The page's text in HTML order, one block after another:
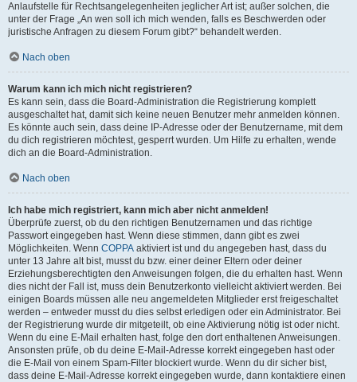
Anlaufstelle für Rechtsangelegenheiten jeglicher Art ist; außer solchen, die
unter der Frage „An wen soll ich mich wenden, falls es Beschwerden oder
juristische Anfragen zu diesem Forum gibt?“ behandelt werden.
Nach oben
Warum kann ich mich nicht registrieren?
Es kann sein, dass die Board-Administration die Registrierung komplett
ausgeschaltet hat, damit sich keine neuen Benutzer mehr anmelden können.
Es könnte auch sein, dass deine IP-Adresse oder der Benutzername, mit dem
du dich registrieren möchtest, gesperrt wurden. Um Hilfe zu erhalten, wende
dich an die Board-Administration.
Nach oben
Ich habe mich registriert, kann mich aber nicht anmelden!
Überprüfe zuerst, ob du den richtigen Benutzernamen und das richtige
Passwort eingegeben hast. Wenn diese stimmen, dann gibt es zwei
Möglichkeiten. Wenn COPPA aktiviert ist und du angegeben hast, dass du
unter 13 Jahre alt bist, musst du bzw. einer deiner Eltern oder deiner
Erziehungsberechtigten den Anweisungen folgen, die du erhalten hast. Wenn
dies nicht der Fall ist, muss dein Benutzerkonto vielleicht aktiviert werden. Bei
einigen Boards müssen alle neu angemeldeten Mitglieder erst freigeschaltet
werden – entweder musst du dies selbst erledigen oder ein Administrator. Bei
der Registrierung wurde dir mitgeteilt, ob eine Aktivierung nötig ist oder nicht.
Wenn du eine E-Mail erhalten hast, folge den dort enthaltenen Anweisungen.
Ansonsten prüfe, ob du deine E-Mail-Adresse korrekt eingegeben hast oder
die E-Mail von einem Spam-Filter blockiert wurde. Wenn du dir sicher bist,
dass deine E-Mail-Adresse korrekt eingegeben wurde, dann kontaktiere einen